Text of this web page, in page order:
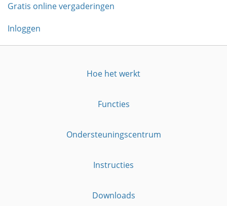
Gratis online vergaderingen
Inloggen
Hoe het werkt
Functies
Ondersteuningscentrum
Instructies
Downloads